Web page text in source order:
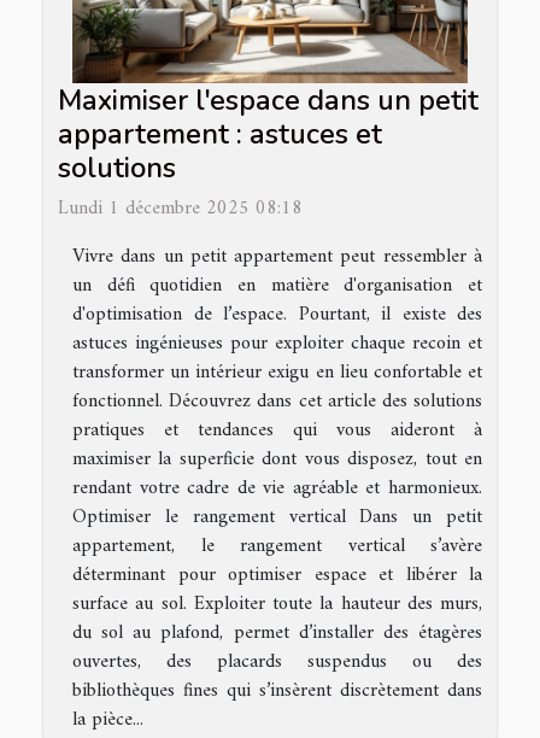
Maximiser l'espace dans un petit
appartement : astuces et
solutions
Lundi 1 décembre 2025 08:18
Vivre dans un petit appartement peut ressembler à
un défi quotidien en matière d'organisation et
d'optimisation de l’espace. Pourtant, il existe des
astuces ingénieuses pour exploiter chaque recoin et
transformer un intérieur exigu en lieu confortable et
fonctionnel. Découvrez dans cet article des solutions
pratiques et tendances qui vous aideront à
maximiser la superficie dont vous disposez, tout en
rendant votre cadre de vie agréable et harmonieux.
Optimiser le rangement vertical Dans un petit
appartement, le rangement vertical s’avère
déterminant pour optimiser espace et libérer la
surface au sol. Exploiter toute la hauteur des murs,
du sol au plafond, permet d’installer des étagères
ouvertes, des placards suspendus ou des
bibliothèques fines qui s’insèrent discrètement dans
la pièce...